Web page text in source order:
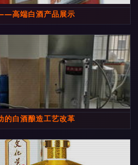
高端白酒产品展示
的白酒酿造工艺改革